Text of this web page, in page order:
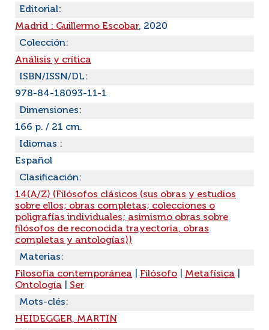
Editorial:
Madrid : Guillermo Escobar, 2020
Colección:
Análisis y crítica
ISBN/ISSN/DL:
978-84-18093-11-1
Dimensiones:
166 p. / 21 cm.
Idiomas :
Español
Clasificación:
14(A/Z) (Filósofos clásicos (sus obras y estudios
sobre ellos; obras completas; colecciones o
poligrafías individuales; asimismo obras sobre
filósofos de reconocida trayectoria, obras
completas y antologías))
Materias:
Filosofía contemporánea
Filósofo Metafísica
Ontología
Ser
Mots-clés:
HEIDEGGER, MARTIN